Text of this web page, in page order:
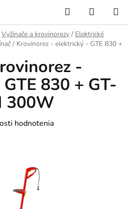
Hľadať
KOŠÍK
Vyžínače a krovinorezy / Elektrické
/ Krovinorez - elektrický - GTE 830 +
-
830 + GT-
300W
hodnotenia